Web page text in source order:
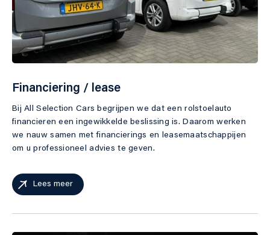
Contact
Direct contact
040 298 83 45
Adres
Boschdijk 878
Financiering / lease
Bij All Selection Cars begrijpen we dat een rolstoelauto
financieren een ingewikkelde beslissing is. Daarom werken
we nauw samen met financierings en leasemaatschappijen
om u professioneel advies te geven.
Lees meer